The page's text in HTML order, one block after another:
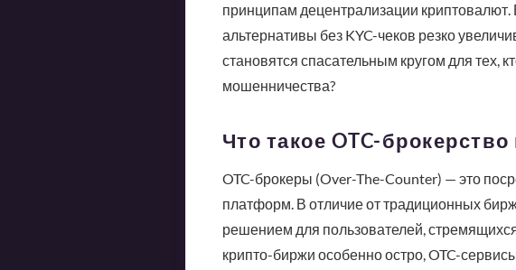
принципам децентрализации
альтернативы без KYC-чеков резко
становятся спасательным кругом для тех,
мошенничества?
Что такое OTC-
OTC-брокеры (Over-The-Counter) — это
платформ. В отличие от традиционных
решением для пользователей,
крипто-биржи особенно остро, OTC-